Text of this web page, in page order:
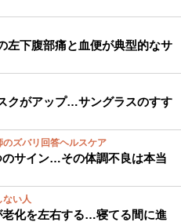
左下腹部痛と血便が典型的なサ
クがアップ…サングラスのすす
ズバリ回答ヘルスケア
サイン…その体調不良は本当
ない人
老化を左右する…寝てる間に進